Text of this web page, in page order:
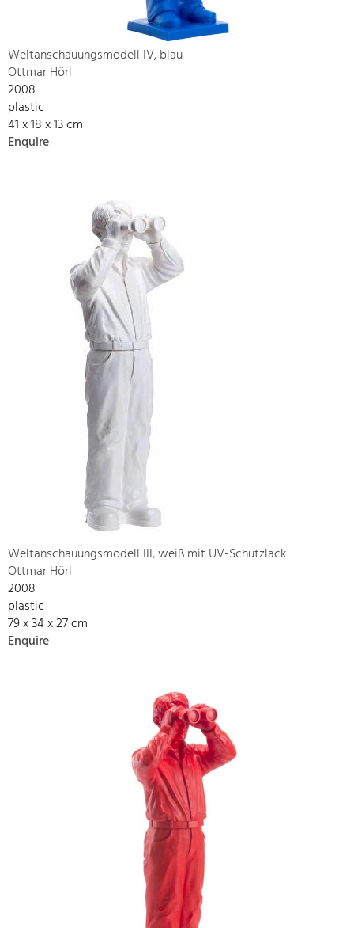
Weltanschauungsmodell IV, blau
Ottmar Hörl
2008
plastic
41 x 18 x 13 cm
Enquire
Weltanschauungsmodell III, weiß mit UV-Schutzlack
Ottmar Hörl
2008
plastic
79 x 34 x 27 cm
Enquire